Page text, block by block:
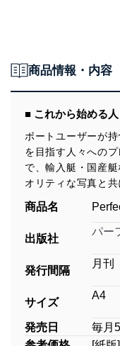
商品情報・内容
■ これから始める
ボートユーザーが
を目指す人々への
で、輸入艇・国産
オリティな写真と
商品名
出版社
パー
発行間隔
月刊
サイズ
A4
発売日
毎月